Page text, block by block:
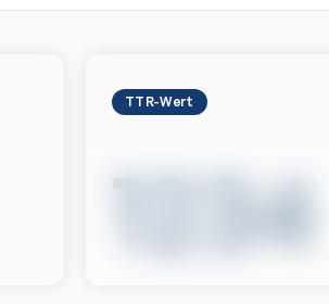
TTR-Wert
1234